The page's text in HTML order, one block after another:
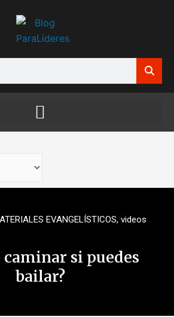
EVANGELÍSTICOS, videos
caminar si puedes
bailar?